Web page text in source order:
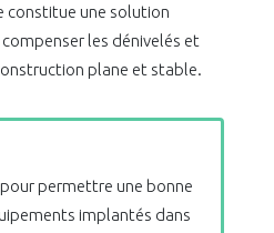
constitue une solution
les dénivelés et
plane et stable.
pour permettre une bonne
implantés dans